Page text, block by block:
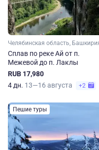
Сплав по реке Ай от п.
Межевой до п. Лаклы
RUB 17,980
4 дн. 13—16 августа +2
Пешие туры